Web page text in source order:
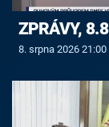
ZPRÁVY,
8. srpna 2026 21:00